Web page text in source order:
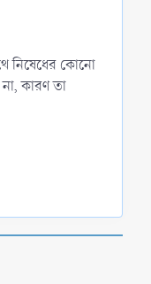
নিষেধের কোনো
কারণ তা